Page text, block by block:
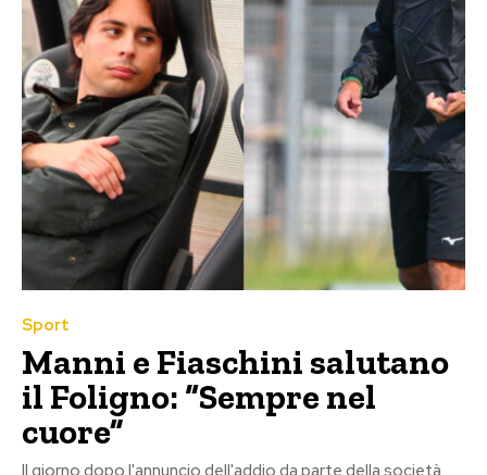
Sport
Manni e Fiaschini salutano
il Foligno: “Sempre nel
cuore”
Il giorno dopo l'annuncio dell'addio da parte della società